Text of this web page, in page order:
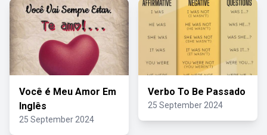
Você é Meu Amor Em
Inglês
25 September 2024
Verbo To Be Passado
25 September 2024